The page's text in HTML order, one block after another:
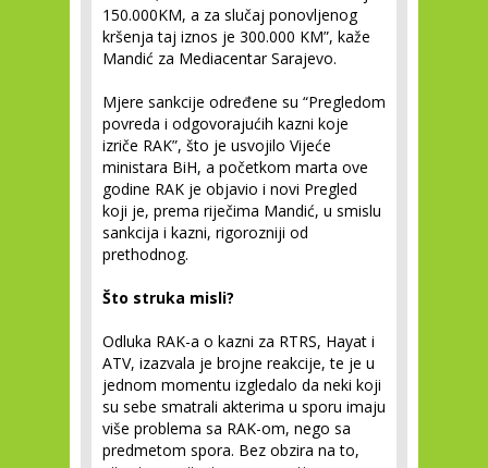
150.000KM, a za slučaj ponovljenog
kršenja taj iznos je 300.000 KM”, kaže
Mandić za Mediacentar Sarajevo.
Mjere sankcije određene su “Pregledom
povreda i odgovorajućih kazni koje
izriče RAK”, što je usvojilo Vijeće
ministara BiH, a početkom marta ove
godine RAK je objavio i novi Pregled
koji je, prema riječima Mandić, u smislu
sankcija i kazni, rigorozniji od
prethodnog.
Što struka misli?
Odluka RAK-a o kazni za RTRS, Hayat i
ATV, izazvala je brojne reakcije, te je u
jednom momentu izgledalo da neki koji
su sebe smatrali akterima u sporu imaju
više problema sa RAK-om, nego sa
predmetom spora. Bez obzira na to,